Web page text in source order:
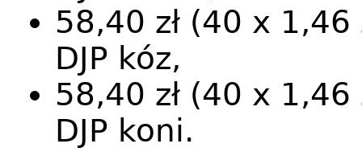
58,40 zł (40 x
DJP kóz,
58,40 zł (40 x
DJP koni.